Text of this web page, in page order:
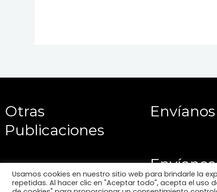
Otras
Publicaciones
Envíanos
Envíanos
Usamos cookies en nuestro sitio web para brindarle la
repetidas. Al hacer clic en "Aceptar todo", acepta el uso